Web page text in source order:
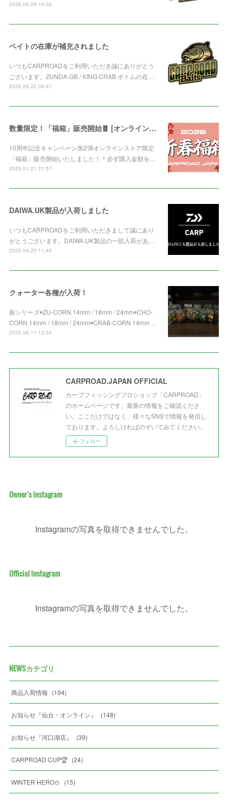
2026.06.28 14:08
ベイトの在庫が補充されました
いつもCARPROADをご利用いただき誠にありがとう
ございます。ZUNDA-GB / KING CRAB ボトムの在…
2026.06.22 08:47
数量限定！「福箱」販売開始🧧 [オンライン限定]
10周年記念キャンペーン第2弾オンラインストア限定
「福箱」販売開始いたしました！＊必ず購入金額を…
2026.01.21 21:57
DAIWA.UK製品が入荷しました
いつもCARPROADをご利用いただきまして誠にあり
がとうございます。DAIWA.UK製品の一部入荷があ…
2025.09.25 11:46
クォーター各種が入荷！
新シリーズ◉ZU-CORN 14mm / 18mm / 24mm◉CHO-
CORN 14mm / 18mm / 24mm◉CRAB-CORN 14mm …
2025.06.11 13:34
CARPROAD.JAPAN OFFICIAL
カープフィッシングプロショップ「CARPROAD」
のホームページです。最新の情報をご確認くださ
い。ここだけではなく、様々なSNSで情報を発信し
ております。よろしければのぞいてみてください。
フォロー
Owner's Instagram
Instagramの写真を取得できませんでした。
Official Instagram
Instagramの写真を取得できませんでした。
NEWSカテゴリ
商品入荷情報 (194)
お知らせ『仙台・オンライン』 (148)
お知らせ『河口湖店』 (39)
CARPROAD CUP🏆 (24)
WINTER HERO☃️ (15)